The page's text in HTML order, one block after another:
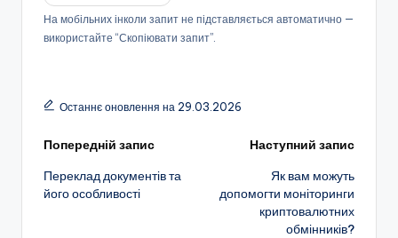
На мобільних інколи запит не підставляється автоматично —
використайте “Скопіювати запит”.
Останнє оновлення на 29.03.2026
Навігація
по
Попередній запис
Переклад документів та
його особливості
Наступний запис
Як вам можуть
допомогти моніторинги
криптовалютних
обмінників?